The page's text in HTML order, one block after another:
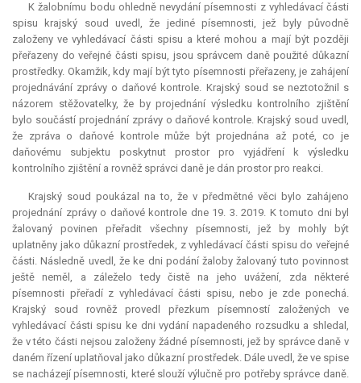
K žalobnímu bodu ohledně nevydání písemnosti z vyhledávací části
spisu krajský soud uvedl, že jediné písemnosti, jež byly původně
založeny ve vyhledávací části spisu a které mohou a mají být později
přeřazeny do veřejné části spisu, jsou správcem daně použité důkazní
prostředky. Okamžik, kdy mají být tyto písemnosti přeřazeny, je zahájení
projednávání zprávy o daňové kontrole. Krajský soud se neztotožnil s
názorem stěžovatelky, že by projednání výsledku kontrolního zjištění
bylo součástí projednání zprávy o daňové kontrole. Krajský soud uvedl,
že zpráva o daňové kontrole může být projednána až poté, co je
daňovému subjektu poskytnut prostor pro vyjádření k výsledku
kontrolního zjištění a rovněž správci daně je dán prostor pro reakci.
Krajský soud poukázal na to, že v předmětné věci bylo zahájeno
projednání zprávy o daňové kontrole dne 19. 3. 2019. K tomuto dni byl
žalovaný povinen přeřadit všechny písemnosti, jež by mohly být
uplatněny jako důkazní prostředek, z vyhledávací části spisu do veřejné
části. Následně uvedl, že ke dni podání žaloby žalovaný tuto povinnost
ještě neměl, a záleželo tedy čistě na jeho uvážení, zda některé
písemnosti přeřadí z vyhledávací části spisu, nebo je zde ponechá.
Krajský soud rovněž provedl přezkum písemností založených ve
vyhledávací části spisu ke dni vydání napadeného rozsudku a shledal,
že v této části nejsou založeny žádné písemnosti, jež by správce daně v
daném řízení uplatňoval jako důkazní prostředek. Dále uvedl, že ve spise
se nacházejí písemnosti, které slouží výlučně pro potřeby správce daně.